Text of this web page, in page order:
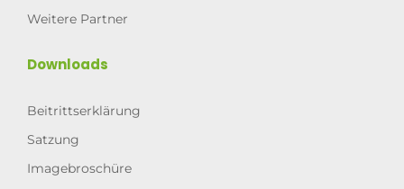
Weitere Partner
Downloads
Beitrittserklärung
Satzung
Imagebroschüre